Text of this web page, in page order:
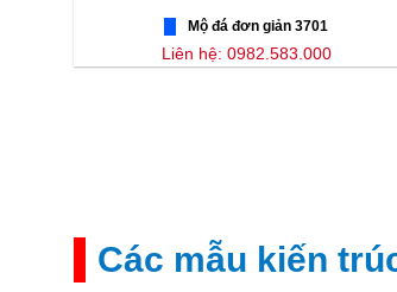
Mộ đá đơn giản 3701
Liên hệ: 0982.583.000
Các mẫu kiến